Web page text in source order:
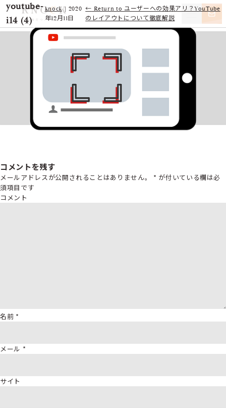
youtube-
i14 (4)
knock | 2020
年12月11日
← Return to ユーザーへの効果アリ？YouTube
のレイアウトについて徹底解説
コメントを残す
メールアドレスが公開されることはありません。 * が付いている欄は必
須項目です
コメント
名前 *
メール *
サイト